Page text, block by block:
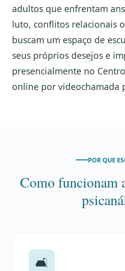
adultos que enfrentam
luto, conflitos relacionais
buscam um espaço de
seus próprios desejos e
presencialmente no
online por videochamada
POR QUE
Como funcionam
🛋️